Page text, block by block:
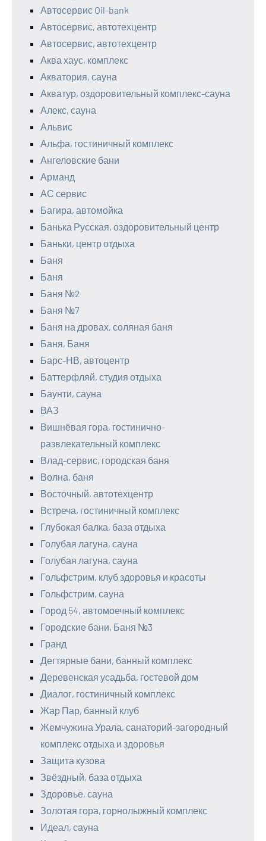
Автосервис Oil-bank
Автосервис, автотехцентр
Автосервис, автотехцентр
Аква хаус, комплекс
Акватория, сауна
Акватур, оздоровительный комплекс-сауна
Алекс, сауна
Альвис
Альфа, гостиничный комплекс
Ангеловские бани
Арманд
АС сервис
Багира, автомойка
Банька Русская, оздоровительный центр
Баньки, центр отдыха
Баня
Баня
Баня №2
Баня №7
Баня на дровах, соляная баня
Баня, Баня
Барс-НВ, автоцентр
Баттерфляй, студия отдыха
Баунти, сауна
ВАЗ
Вишнёвая гора, гостинично-
развлекательный комплекс
Влад-сервис, городская баня
Волна, баня
Восточный, автотехцентр
Встреча, гостиничный комплекс
Глубокая балка, база отдыха
Голубая лагуна, сауна
Голубая лагуна, сауна
Гольфстрим, клуб здоровья и красоты
Гольфстрим, сауна
Город 54, автомоечный комплекс
Городские бани, Баня №3
Гранд
Дегтярные бани, банный комплекс
Деревенская усадьба, гостевой дом
Диалог, гостиничный комплекс
Жар Пар, банный клуб
Жемчужина Урала, санаторий-загородный
комплекс отдыха и здоровья
Защита кузова
Звёздный, база отдыха
Здоровье, сауна
Золотая гора, горнолыжный комплекс
Идеал, сауна